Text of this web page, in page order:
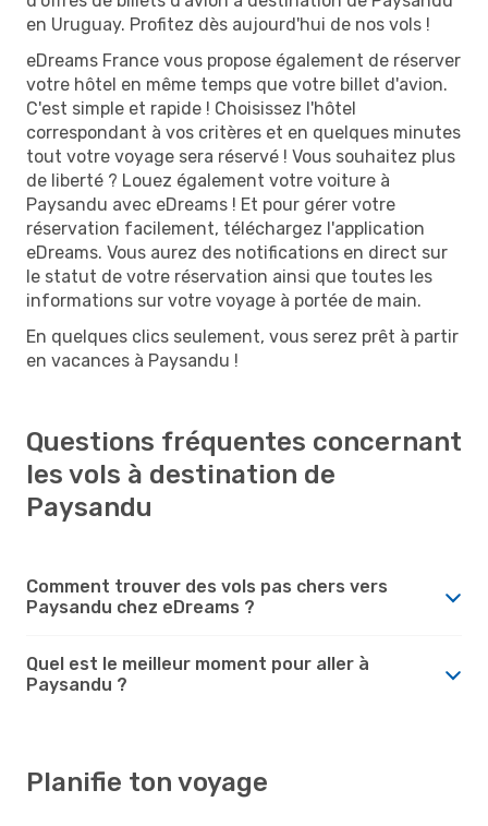
en Uruguay. Profitez dès aujourd'hui de nos vols !
eDreams France vous propose également de réserver
votre hôtel en même temps que votre billet d'avion.
C'est simple et rapide ! Choisissez l'hôtel
correspondant à vos critères et en quelques minutes
tout votre voyage sera réservé ! Vous souhaitez plus
de liberté ? Louez également votre voiture à
Paysandu avec eDreams ! Et pour gérer votre
réservation facilement, téléchargez l'application
eDreams. Vous aurez des notifications en direct sur
le statut de votre réservation ainsi que toutes les
informations sur votre voyage à portée de main.
En quelques clics seulement, vous serez prêt à partir
en vacances à Paysandu !
Questions fréquentes concernant
les vols à destination de
Paysandu
Comment trouver des vols pas chers vers
Paysandu chez eDreams ?
Quel est le meilleur moment pour aller à
Paysandu ?
Planifie ton voyage